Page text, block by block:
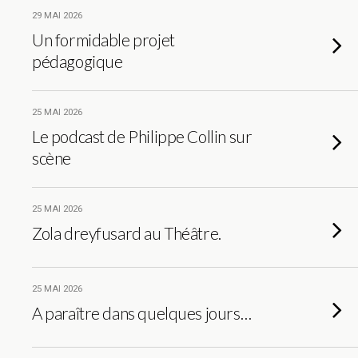
29 MAI 2026
Un formidable projet
pédagogique
25 MAI 2026
Le podcast de Philippe Collin sur
scène
25 MAI 2026
Zola dreyfusard au Théâtre.
25 MAI 2026
A paraître dans quelques jours…